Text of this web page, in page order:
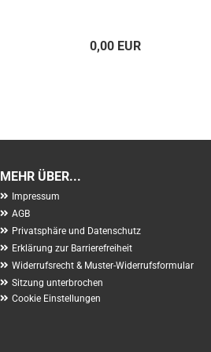
0,00 EUR
MEHR ÜBER...
Impressum
AGB
Privatsphäre und Datenschutz
Erklärung zur Barrierefreiheit
Widerrufsrecht & Muster-Widerrufsformular
Sitzung unterbrochen
Cookie Einstellungen